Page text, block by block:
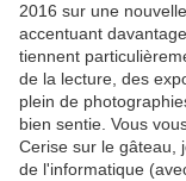
2016 sur une
accentuant
tiennent
de la lecture, des
plein de
bien sentie. Vous
Cerise sur le gâteau,
de l'informatique